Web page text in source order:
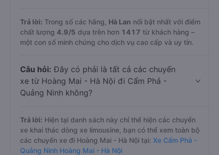
Trả lời: Trong số các hãng, Hà Lan nổi bật nhất với điểm
chất lượng 4.9/5 dựa trên hơn 1417 từ khách hàng –
một con số minh chứng cho dịch vụ cao cấp và uy tín.
Câu hỏi: Đây có phải là tất cả các chuyến
xe từ Hoàng Mai - Hà Nội đi Cẩm Phả -
Quảng Ninh không?
Trả lời: Hiện tại danh sách này chỉ thể hiện các chuyến
xe khai thác dòng xe limousine, bạn có thể xem toàn bộ
các chuyến xe đi Hoàng Mai - Hà Nội tại: Xe Cẩm Phả -
Quảng Ninh Hoàng Mai - Hà Nội